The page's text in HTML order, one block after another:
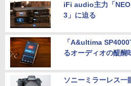
iFi audio主力「
3」に迫る
「A&ultima
るオーディオの醍醐
ソニーミラーレス一